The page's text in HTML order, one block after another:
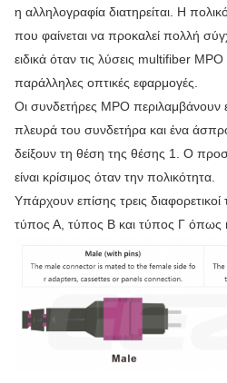
η αλληλογραφία διατηρείται. Η
που φαίνεται να προκαλεί πολλή
ειδικά όταν τις λύσεις multifiber
παράλληλες οπτικές εφαρμογές.
Οι συνδετήρες MPO περιλαμβάνουν
πλευρά του συνδετήρα και ένα
δείξουν τη θέση της θέσης 1. Ο
είναι κρίσιμος όταν την πολικότητα.
Υπάρχουν επίσης τρεις
τύπος Α, τύπος Β και τύπος Γ όπως